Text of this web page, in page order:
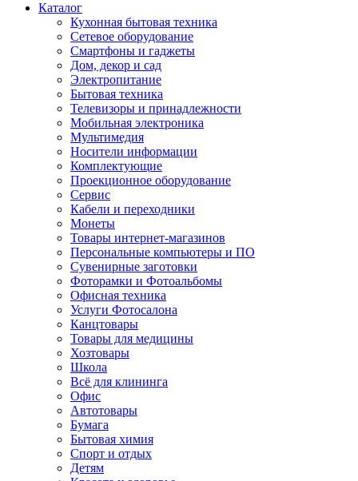
Каталог
Кухонная бытовая техника
Сетевое оборудование
Смартфоны и гаджеты
Дом, декор и сад
Электропитание
Бытовая техника
Телевизоры и принадлежности
Мобильная электроника
Мультимедия
Носители информации
Комплектующие
Проекционное оборудование
Сервис
Кабели и переходники
Монеты
Товары интернет-магазинов
Персональные компьютеры и ПО
Сувенирные заготовки
Фоторамки и Фотоальбомы
Офисная техника
Услуги Фотосалона
Канцтовары
Товары для медицины
Хозтовары
Школа
Всё для клининга
Офис
Автотовары
Бумага
Бытовая химия
Спорт и отдых
Детям